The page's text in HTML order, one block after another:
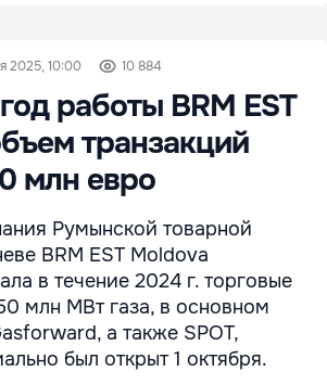
2025, 10:00 10 884
работы BRM EST
транзакций
млн евро
Румынской товарной
BRM EST Moldova
в течение 2024 г. торговые
млн МВт газа, в основном
а также SPOT,
был открыт 1 октября.